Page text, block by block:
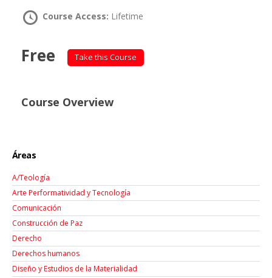
Course Access: Lifetime
Free Take this Course
Course Overview
Áreas
A/Teología
Arte Performatividad y Tecnología
Comunicación
Construcción de Paz
Derecho
Derechos humanos
Diseño y Estudios de la Materialidad